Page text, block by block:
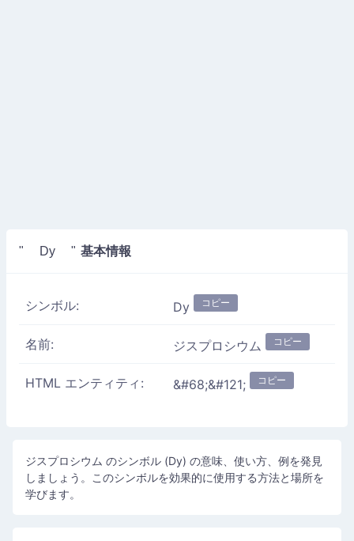
" Dy " 基本情報
シンボル: Dy コピー
名前: ジスプロシウム コピー
HTML エンティティ: &#68;&#121; コピー
ジスプロシウム のシンボル (Dy) の意味、使い方、例を発見
しましょう。このシンボルを効果的に使用する方法と場所を
学びます。